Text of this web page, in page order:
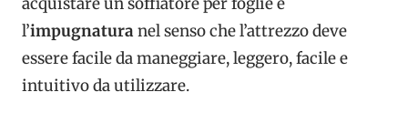
l’impugnaturanel senso che l’attrezzo deve
essere facile da maneggiare, leggero, facile e
intuitivo da utilizzare.